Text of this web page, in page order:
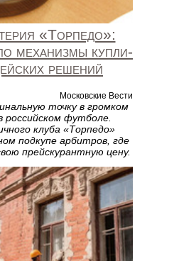
«Торпедо»:
механизмы купли-
решений
Московские Вести
точку в громком
российском футболе.
клуба «Торпедо»
подкупе арбитров, где
прейскурантную цену.